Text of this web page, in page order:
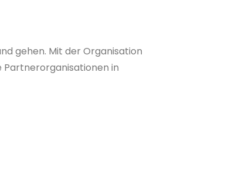
gehen. Mit der Organisation
Partnerorganisationen in